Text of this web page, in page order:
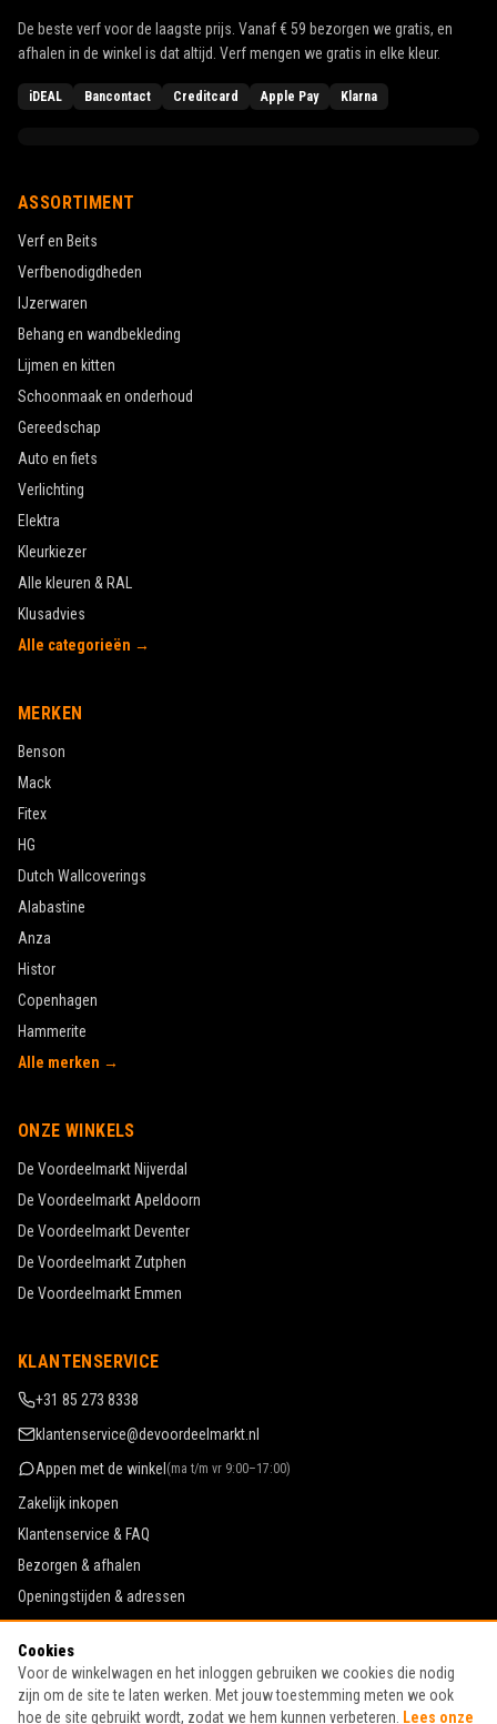
De beste verf voor de laagste prijs. Vanaf€ 59 bezorgen we gratis, en
afhalen in de winkel is dat altijd. Verf mengen we gratis in elke kleur.
iDEAL Bancontact Creditcard Apple Pay Klarna
ASSORTIMENT
Verf en Beits
Verfbenodigdheden
IJzerwaren
Behang en wandbekleding
Lijmen en kitten
Schoonmaak en onderhoud
Gereedschap
Auto en fiets
Verlichting
Elektra
Kleurkiezer
Alle kleuren & RAL
Klusadvies
Alle categorieën →
MERKEN
Benson
Mack
Fitex
HG
Dutch Wallcoverings
Alabastine
Anza
Histor
Copenhagen
Hammerite
Alle merken →
ONZE WINKELS
De Voordeelmarkt Nijverdal
De Voordeelmarkt Apeldoorn
De Voordeelmarkt Deventer
De Voordeelmarkt Zutphen
De Voordeelmarkt Emmen
KLANTENSERVICE
+31 85 273 8338
klantenservice@devoordeelmarkt.nl
Appen met de winkel (ma t/m vr 9:00–17:00)
Zakelijk inkopen
Klantenservice & FAQ
Bezorgen & afhalen
Openingstijden & adressen
Werken bij De Voordeelmarkt
Algemene voorwaarden
Privacy & cookies
Cookies
Voor de winkelwagen en het inloggen gebruiken we cookies die nodig
zijn om de site te laten werken. Met jouw toestemming meten we ook
hoe de site gebruikt wordt, zodat we hem kunnen verbeteren.
Lees onze